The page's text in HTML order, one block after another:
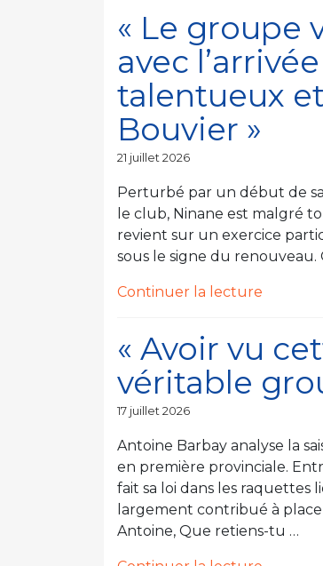
podium
malgré
les
« Le groupe
avec
talentueux
Bouvier »
Publié
21 juillet 2026
Perturbé par un début de
le club, Ninane est malgré
revient sur un exercice
sous le signe du
Continuer la lecture
va
changer
l’arrivée
de
jeunes
joueurs
« Avoir vu
véritable
Publié
17 juillet 2026
Antoine Barbay analyse la
en première provinciale.
fait sa loi dans les raquettes
largement contribué à
Antoine, Que retiens-tu …